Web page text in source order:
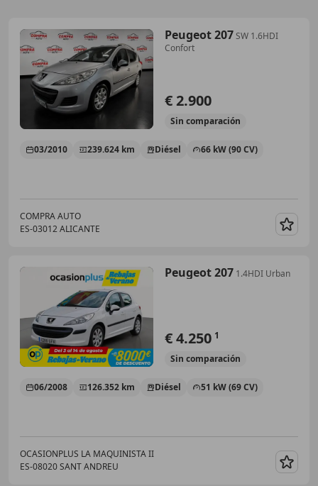
Peugeot 207SW 1.6HDI
Confort
€ 2.900
Sin comparación
03/2010 239.624 km Diésel 66 kW (90 CV)
COMPRA AUTO
ES-03012 ALICANTE
Peugeot 207 1.4HDI Urban
€ 4.250 1
Sin comparación
06/2008 126.352 km Diésel 51 kW (69 CV)
OCASIONPLUS LA MAQUINISTA II
ES-08020 SANT ANDREU